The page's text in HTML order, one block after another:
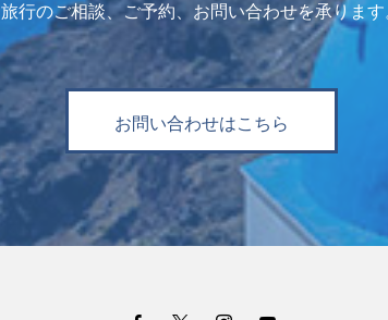
旅行のご相談、ご予約、お問い合わせを承ります
お問い合わせはこちら